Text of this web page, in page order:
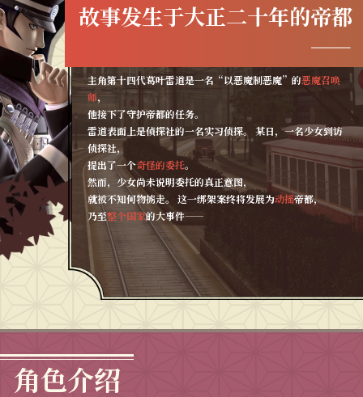
故事发生于大正二十年的帝都
——
主角第十四代葛叶雷道是一名“以恶魔制恶魔”的恶魔召唤
师，
他接下了守护帝都的任务。
雷道表面上是侦探社的一名实习侦探。 某日，一名少女到访
侦探社，
提出了一个奇怪的委托。
然而，少女尚未说明委托的真正意图，
就被不知何物掳走。 这一绑架案终将发展为动摇帝都，
乃至整个国家的大事件——
角色介绍